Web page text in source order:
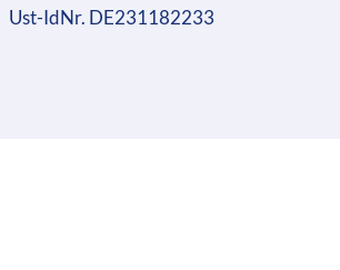
Ust-IdNr. DE231182233